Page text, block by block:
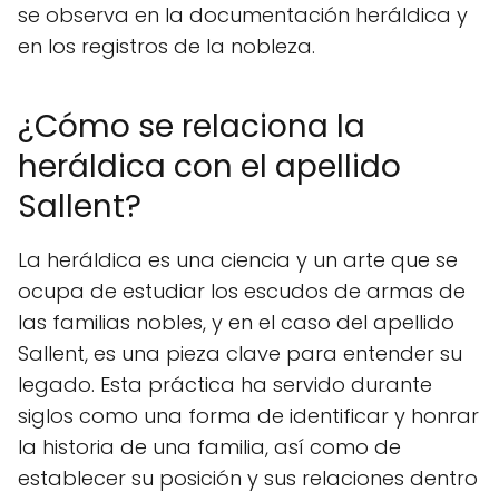
se observa en la documentación heráldica y
en los registros de la nobleza.
¿Cómo se relaciona la
heráldica con el apellido
Sallent?
La heráldica es una ciencia y un arte que se
ocupa de estudiar los escudos de armas de
las familias nobles, y en el caso del apellido
Sallent, es una pieza clave para entender su
legado. Esta práctica ha servido durante
siglos como una forma de identificar y honrar
la historia de una familia, así como de
establecer su posición y sus relaciones dentro